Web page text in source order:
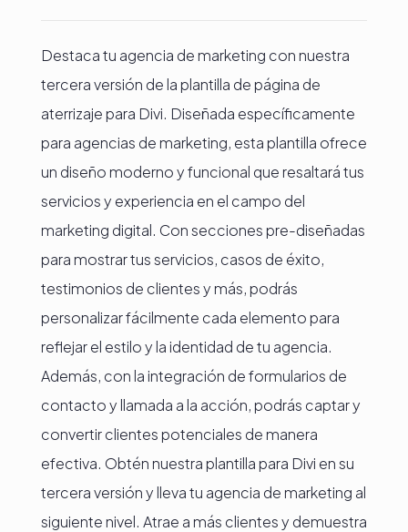
Destaca tu agencia de marketing con nuestra
tercera versión de la plantilla de página de
aterrizaje para Divi. Diseñada específicamente
para agencias de marketing, esta plantilla ofrece
un diseño moderno y funcional que resaltará tus
servicios y experiencia en el campo del
marketing digital. Con secciones pre-diseñadas
para mostrar tus servicios, casos de éxito,
testimonios de clientes y más, podrás
personalizar fácilmente cada elemento para
reflejar el estilo y la identidad de tu agencia.
Además, con la integración de formularios de
contacto y llamada a la acción, podrás captar y
convertir clientes potenciales de manera
efectiva. Obtén nuestra plantilla para Divi en su
tercera versión y lleva tu agencia de marketing al
siguiente nivel. Atrae a más clientes y demuestra